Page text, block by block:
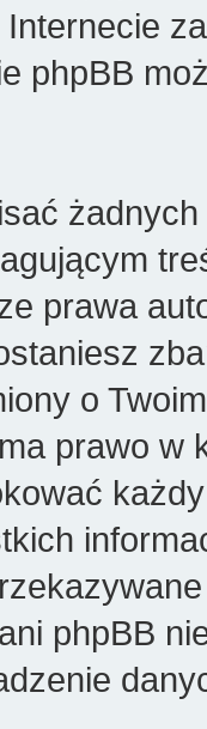
phpBB
prawa
o
prawo
phpBB